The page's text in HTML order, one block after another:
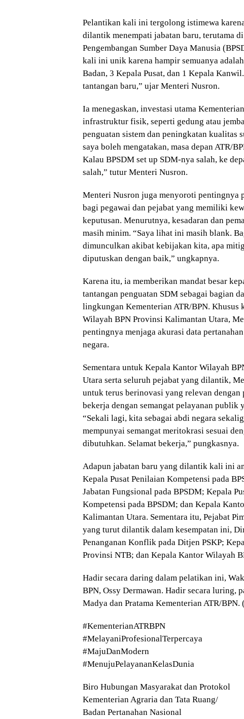
Pelantikan kali ini tergolong istimewa
dilantik menempati jabatan baru, terutama
Pengembangan Sumber Daya Manusia
kali ini unik karena hampir semuanya
Badan, 3 Kepala Pusat, dan 1 Kepala
tantangan baru,” ujar Menteri Nusron.
Ia menegaskan, investasi utama
infrastruktur fisik, seperti gedung atau
penguatan sistem dan peningkatan kualitas
saya boleh mengatakan, masa depan ATR/
Kalau BPSDM set up SDM-nya salah, ke
salah,” tutur Menteri Nusron.
Menteri Nusron juga menyoroti pentingnya
bagi pegawai dan pejabat yang memiliki
keputusan. Menurutnya, kesadaran dan
masih minim. “Saya lihat ini masih blank.
dimunculkan akibat kebijakan kita, apa
diputuskan dengan baik,” ungkapnya.
Karena itu, ia memberikan mandat besar
tantangan penguatan SDM sebagai bagian
lingkungan Kementerian ATR/BPN. Khusus
Wilayah BPN Provinsi Kalimantan Utara,
pentingnya menjaga akurasi data
negara.
Sementara untuk Kepala Kantor Wilayah
Utara serta seluruh pejabat yang dilantik,
untuk terus berinovasi yang relevan dengan
bekerja dengan semangat pelayanan publik
“Sekali lagi, kita sebagai abdi negara
mempunyai semangat meritokrasi sesuai
dibutuhkan. Selamat bekerja,” pungkasnya.
Adapun jabatan baru yang dilantik kali ini
Kepala Pusat Penilaian Kompetensi pada
Jabatan Fungsional pada BPSDM; Kepala
Kompetensi pada BPSDM; dan Kepala
Kalimantan Utara. Sementara itu, Pejabat
yang turut dilantik dalam kesempatan ini,
Penanganan Konflik pada Ditjen PSKP;
Provinsi NTB; dan Kepala Kantor Wilayah
Hadir secara daring dalam pelatikan ini,
BPN, Ossy Dermawan. Hadir secara luring,
Madya dan Pratama Kementerian ATR/BPN.
#KementerianATRBPN
#MelayaniProfesionalTerpercaya
#MajuDanModern
#MenujuPelayananKelasDunia
Biro Hubungan Masyarakat dan Protokol
Kementerian Agraria dan Tata Ruang/
Badan Pertanahan Nasional